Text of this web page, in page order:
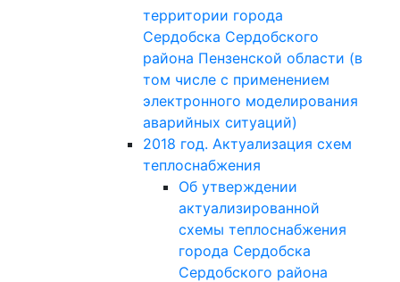
территории города
Сердобска Сердобского
района Пензенской области (в
том числе с применением
электронного моделирования
аварийных ситуаций)
2018 год. Актуализация схем
теплоснабжения
Об утверждении
актуализированной
схемы теплоснабжения
города Сердобска
Сердобского района